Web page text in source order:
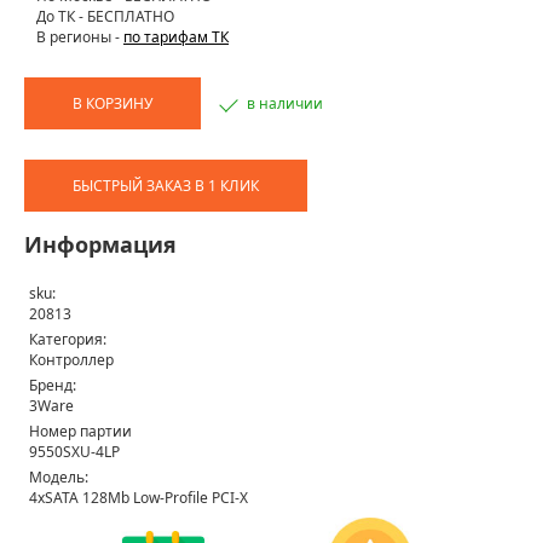
До ТК - БЕСПЛАТНО
В регионы - по тарифам ТК
В КОРЗИНУ в наличии
БЫСТРЫЙ ЗАКАЗ В 1 КЛИК
Информация
sku:
20813
Категория:
Контроллер
Бренд:
3Ware
Номер партии
9550SXU-4LP
Модель:
4xSATA 128Mb Low-Profile PCI-X